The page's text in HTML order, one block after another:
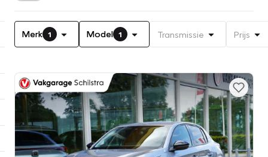
Merk 1 Model 1 Transmissie Prijs